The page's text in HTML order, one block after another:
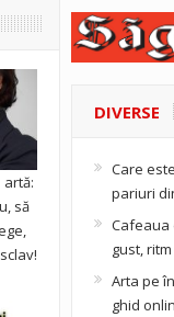
să
DIVERSE
Care
pariuri
Cafeaua
gust,
Arta pe
ghid